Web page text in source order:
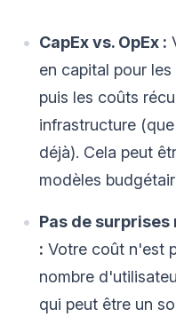
CapEx vs. OpEx :
en capital pour
puis les coûts
infrastructure
déjà). Cela peut
modèles
Pas de
: Votre coût n'est
nombre
qui peut être un